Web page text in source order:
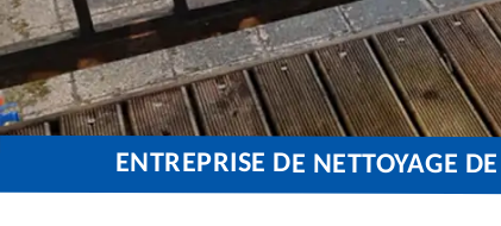
ENTREPRISE DE NETTOYAGE